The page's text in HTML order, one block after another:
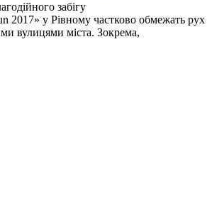
забігу
2017» у Рівному частково обмежать рух
вулицями міста. Зокрема,